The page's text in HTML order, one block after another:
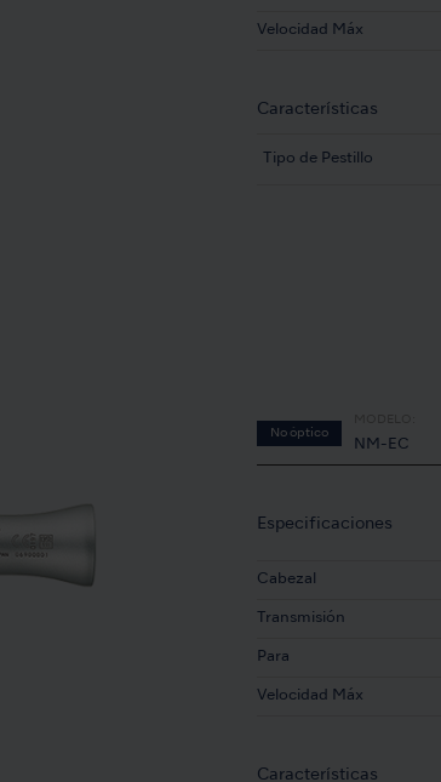
Velocidad Máx
Características
Tipo de Pestillo
No óptico
NM-EC
Especificaciones
Cabezal
Transmisión
Para
Velocidad Máx
Características